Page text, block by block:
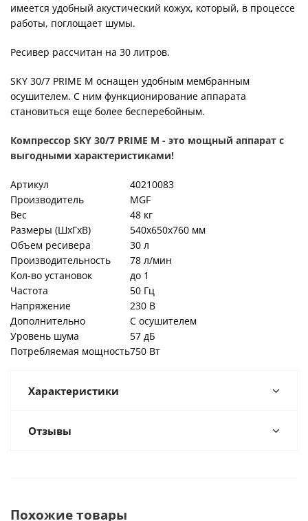
имеется удобный акустический кожух, который, в процессе
работы, поглощает шумы.
Ресивер рассчитан на 30 литров.
SKY 30/7 PRIME М оснащен удобным мембранным
осушителем. С ним функционирование аппарата
становиться еще более бесперебойным.
Компрессор SKY 30/7 PRIME М - это мощный аппарат с
выгодными характеристиками!
Артикул
40210083
Производитель
MGF
Вес
48 кг
Размеры (ШхГхВ)
540x650x760 мм
Объем ресивера
30 л
Производительность
78 л/мин
Кол-во установок
до 1
Частота
50 Гц
Напряжение
230 В
Дополнительно
С осушителем
Уровень шума
57 дБ
Потребляемая мощность750 Вт
Характеристики
Отзывы
Похожие товары